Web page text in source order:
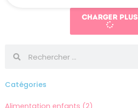
Charger plus
Catégories
Alimentation enfants (2)